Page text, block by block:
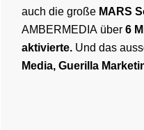
auch die große MARS
AMBERMEDIA über 6
aktivierte. Und das
Media, Guerilla